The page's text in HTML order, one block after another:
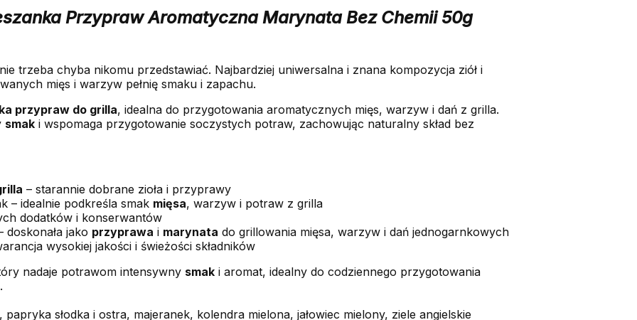
Przypraw Aromatyczna Marynata Bez Chemii 50g
trzeba chyba nikomu przedstawiać. Najbardziej uniwersalna i znana kompozycja ziół i
mięs i warzyw pełnię smaku i zapachu.
przypraw do grilla, idealna do przygotowania aromatycznych mięs, warzyw i dań z grilla.
smaki wspomaga przygotowanie soczystych potraw, zachowując naturalny skład bez
– starannie dobrane zioła i przyprawy
– idealnie podkreśla smak mięsa, warzyw i potraw z grilla
dodatków i konserwantów
jako przyprawa i marynata do grillowania mięsa, warzyw i dań jednogarnkowych
wysokiej jakości i świeżości składników
nadaje potrawom intensywny smaki aromat, idealny do codziennego przygotowania
słodka i ostra, majeranek, kolendra mielona, jałowiec mielony, ziele angielskie